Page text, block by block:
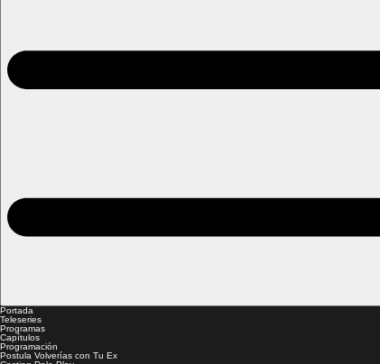
Portada
Teleseries
Programas
Capítulos
Programación
Postula Volverías con Tu Ex